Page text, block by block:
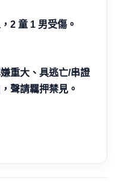
2 童 1 男受傷。
重大、具逃亡/串證
聲請羈押禁見。